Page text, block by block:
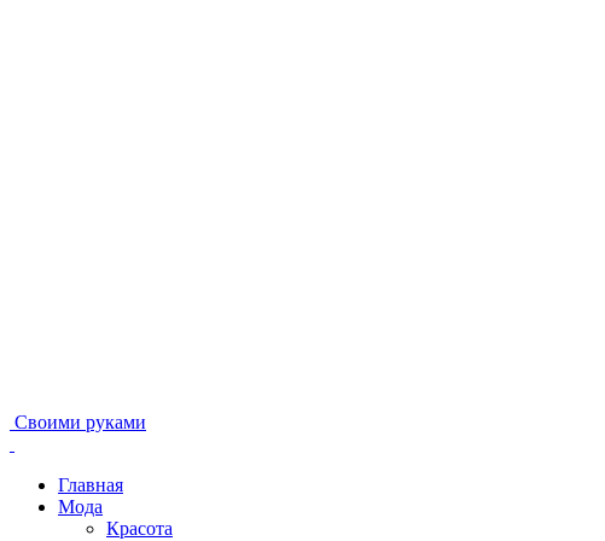
Своими руками
Главная
Мода
Красота